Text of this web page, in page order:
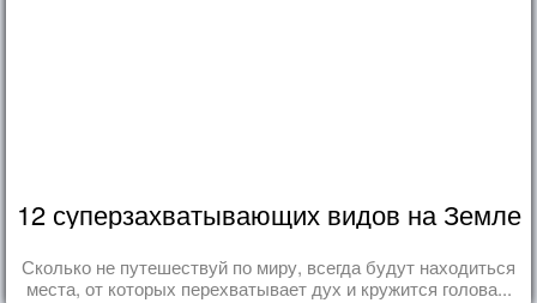
12 суперзахватывающих видов на Земле
Сколько не путешествуй по миру, всегда будут находиться
места, от которых перехватывает дух и кружится голова...